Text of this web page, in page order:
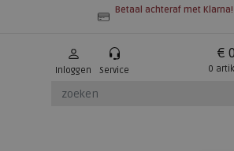
Betaal achteraf met Klarna!
Inloggen Service
€
0